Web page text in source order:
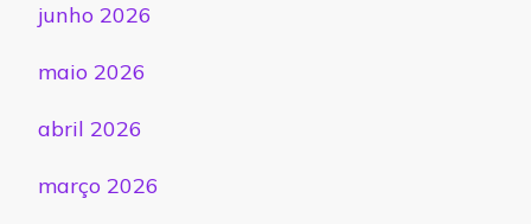
junho 2026
maio 2026
abril 2026
março 2026